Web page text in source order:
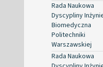
Rada Naukowa
Dyscypliny
Biomedyczna
Politechniki
Warszawskiej
Rada Naukowa